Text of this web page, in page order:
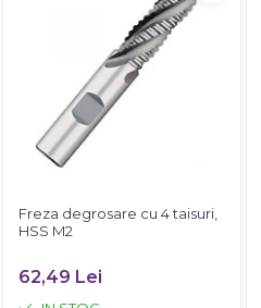
Freza degrosare cu 4 taisuri,
HSS M2
62,49 Lei